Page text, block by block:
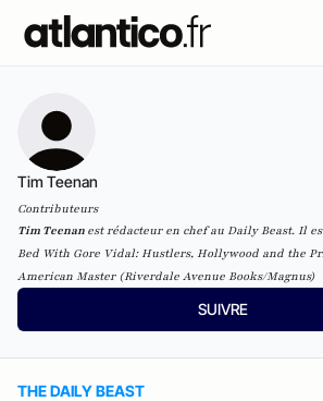
Tim Teenan
Contributeurs
Tim Teenan est rédacteur en chef au Daily Beast. Il
Bed With Gore Vidal: Hustlers, Hollywood and the
American Master(Riverdale Avenue Books/Magnus)
SUIVRE
THE DAILY BEAST